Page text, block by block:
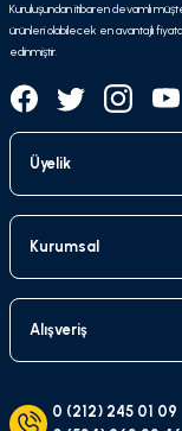
Kuruluşundan itibaren devamlı
ürünleri olabilecek en avantajlı
edinmiştir.
Üyelik
Kurumsal
Alışveriş
0 (212) 245 01 09